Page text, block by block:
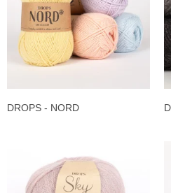
DROPS - NORD